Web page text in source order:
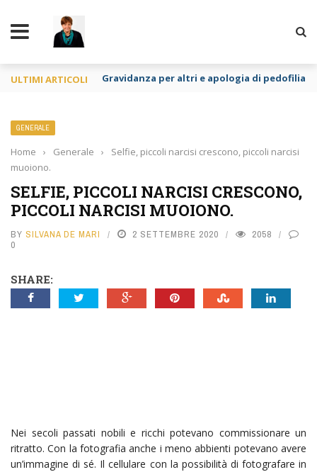
ULTIMI ARTICOLI Gravidanza per altri e apologia di pedofilia
GENERALE
Home › Generale ›
Selfie, piccoli narcisi crescono, piccoli narcisi
muoiono.
SELFIE, PICCOLI NARCISI CRESCONO,
PICCOLI NARCISI MUOIONO.
BY SILVANA DE MARI 2 SETTEMBRE 2020
2058
0
SHARE:
Nei secoli passati nobili e ricchi potevano commissionare un
ritratto. Con la fotografia anche i meno abbienti potevano avere
un’immagine di sé. Il cellulare con la possibilità di fotografare in